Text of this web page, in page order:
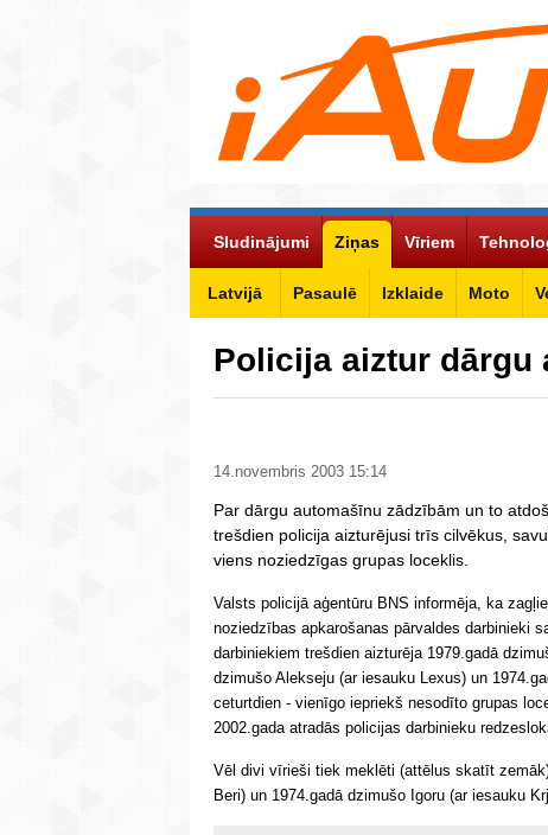
Sludinājumi Ziņas
Latvijā Pasaulē Izklaide Moto
Vīriem
Policija aiztur dārgu
14.novembris 2003 15:14
Par dārgu automašīnu zādzībām un to
trešdien policija aizturējusi trīs cilvēkus,
viens noziedzīgas grupas loceklis.
Valsts policijā aģentūru BNS informēja, ka
noziedzības apkarošanas pārvaldes darbinieki
darbiniekiem trešdien aizturēja 1979.gadā
dzimušo Alekseju (ar iesauku Lexus) un
ceturtdien - vienīgo iepriekš nesodīto grupas
2002.gada atradās policijas darbinieku
Vēl divi vīrieši tiek meklēti (attēlus skatīt
Beri) un 1974.gadā dzimušo Igoru (ar iesauku